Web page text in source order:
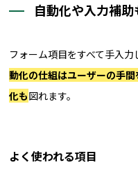
自動化や入力補助
フォーム項目をすべて手入
動化の仕組はユーザーの手
化も図れます。
よく使われる項目